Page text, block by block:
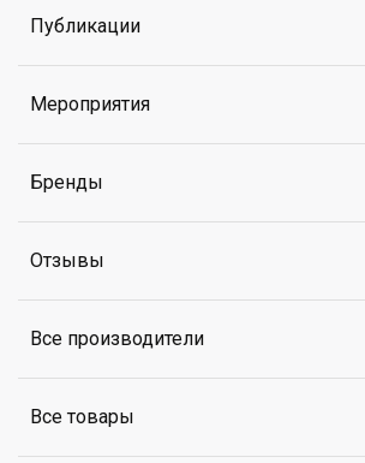
Публикации
Мероприятия
Бренды
Отзывы
Все производители
Все товары